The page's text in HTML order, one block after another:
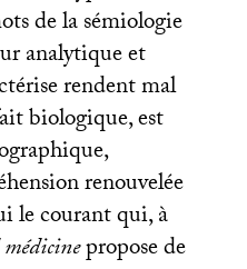
de la sémiologie
analytique et
rendent mal
biologique, est
renouvelée
le courant qui, à
propose de